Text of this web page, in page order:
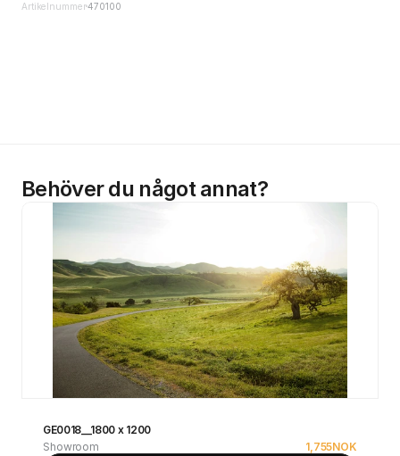
Artikelnummer470100
Behöver du något annat?
GE0018__1800 x 1200
Showroom
1,755NOK